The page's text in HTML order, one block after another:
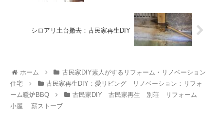
シロアリ土台撤去：古民家再生DIY
ホーム
古民家DIY素人がするリフォーム・リノベーション
住宅
古民家再生DIY：愛リビング リノベーション：リフォ
ーム暖炉BBQ
古民家DIY 古民家再生 別荘 リフォーム
小屋 薪ストーブ